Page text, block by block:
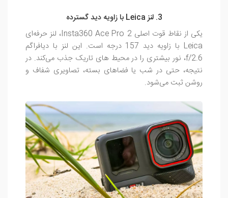
3. لنز Leica با زاویه دید گسترده
یکی از نقاط قوت اصلی Insta360 Ace Pro 2، لنز حرفه‌ای
Leica با زاویه دید 157 درجه است. این لنز با دیافراگم
f/2.6، نور بیشتری را در محیط های تاریک جذب می‌کند. در
نتیجه، حتی در شب یا فضاهای بسته، تصاویری شفاف و
روشن ثبت می‌شود.